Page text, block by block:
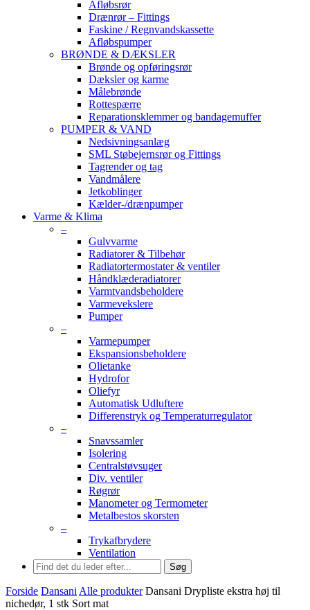
Afløbsrør
Drænrør – Fittings
Faskine / Regnvandskassette
Afløbspumper
BRØNDE & DÆKSLER
Brønde og opføringsrør
Dæksler og karme
Målebrønde
Rottespærre
Reparationsklemmer og bandagemuffer
PUMPER & VAND
Nedsivningsanlæg
SML Støbejernsrør og Fittings
Tagrender og tag
Vandmålere
Jetkoblinger
Kælder-/drænpumper
Varme & Klima
–
Gulvvarme
Radiatorer & Tilbehør
Radiatortermostater & ventiler
Håndklæderadiatorer
Varmtvandsbeholdere
Varmevekslere
Pumper
–
Varmepumper
Ekspansionsbeholdere
Olietanke
Hydrofor
Oliefyr
Automatisk Udluftere
Differenstryk og Temperaturregulator
–
Snavssamler
Isolering
Centralstøvsuger
Div. ventiler
Røgrør
Manometer og Termometer
Metalbestos skorsten
–
Trykafbrydere
Ventilation
Søg
Forside Dansani Alle produkter Dansani Drypliste ekstra høj til
nichedør, 1 stk Sort mat